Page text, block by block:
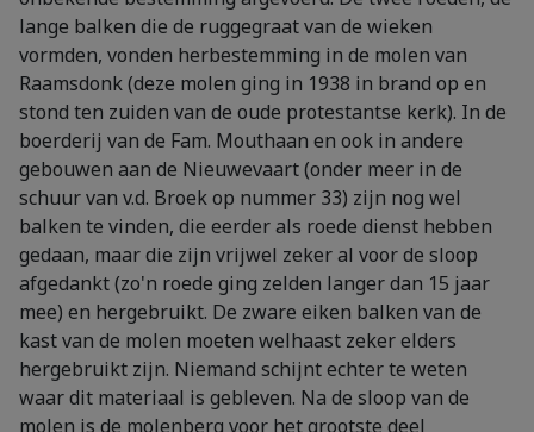
lange balken die de ruggegraat van de wieken
vormden, vonden herbestemming in de molen van
Raamsdonk (deze molen ging in 1938 in brand op en
stond ten zuiden van de oude protestantse kerk). In de
boerderij van de Fam. Mouthaan en ook in andere
gebouwen aan de Nieuwevaart (onder meer in de
schuur van v.d. Broek op nummer 33) zijn nog wel
balken te vinden, die eerder als roede dienst hebben
gedaan, maar die zijn vrijwel zeker al voor de sloop
afgedankt (zo'n roede ging zelden langer dan 15 jaar
mee) en hergebruikt. De zware eiken balken van de
kast van de molen moeten welhaast zeker elders
hergebruikt zijn. Niemand schijnt echter te weten
waar dit materiaal is gebleven. Na de sloop van de
molen is de molenberg voor het grootste deel